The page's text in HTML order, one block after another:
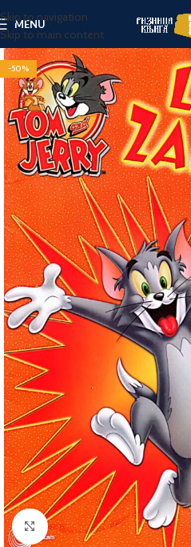
Skip to navigation
Skip to main content
MENU
-50%
Click to enlarge